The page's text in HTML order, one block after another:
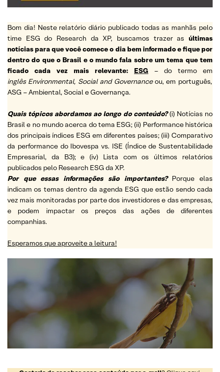
Bom dia! Neste relatório diário publicado todas as manhãs pelo
time ESG do Research da XP, buscamos trazer as últimas
notícias para que você comece o dia bem informado e fique por
dentro do que o Brasil e o mundo fala sobre um tema que tem
ficado cada vez mais relevante:
ESG
– do termo em
inglês Environmental, Social and Governanceou, em português,
ASG – Ambiental, Social e Governança.
Quais tópicos abordamos ao longo do conteúdo? (i) Notícias no
Brasil e no mundo acerca do tema ESG; (ii) Performance histórica
dos principais índices ESG em diferentes países; (iii) Comparativo
da performance do Ibovespa vs. ISE (Índice de Sustentabilidade
Empresarial, da B3); e (iv) Lista com os últimos relatórios
publicados pelo Research ESG da XP.
Por que essas informações são importantes? Porque elas
indicam os temas dentro da agenda ESG que estão sendo cada
vez mais monitoradas por parte dos investidores e das empresas,
e podem impactar os preços das ações de diferentes
companhias.
Esperamos que aproveite a leitura!